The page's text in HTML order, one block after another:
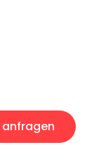
anfragen